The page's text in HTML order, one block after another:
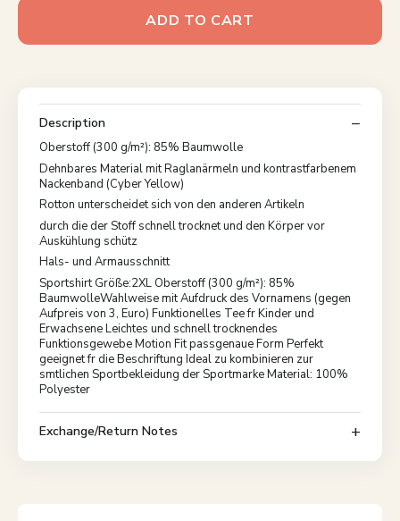
ADD TO CART
Description
Oberstoff (300 g/m²): 85% Baumwolle
Dehnbares Material mit Raglanärmeln und kontrastfarbenem
Nackenband (Cyber Yellow)
Rotton unterscheidet sich von den anderen Artikeln
durch die der Stoff schnell trocknet und den Körper vor
Auskühlung schütz
Hals- und Armausschnitt
Sportshirt Größe:2XL Oberstoff (300 g/m²): 85%
BaumwolleWahlweise mit Aufdruck des Vornamens (gegen
Aufpreis von 3, Euro) Funktionelles Tee fr Kinder und
Erwachsene Leichtes und schnell trocknendes
Funktionsgewebe Motion Fit passgenaue Form Perfekt
geeignet fr die Beschriftung Ideal zu kombinieren zur
smtlichen Sportbekleidung der Sportmarke Material: 100%
Polyester
Exchange/Return Notes